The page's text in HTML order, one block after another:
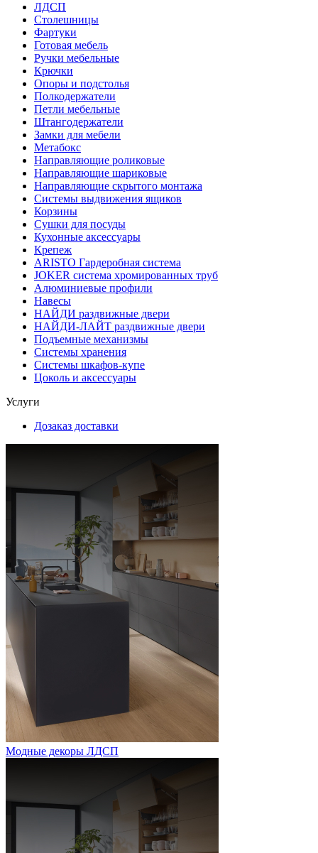
ЛДСП
Столешницы
Фартуки
Готовая мебель
Ручки мебельные
Крючки
Опоры и подстолья
Полкодержатели
Петли мебельные
Штангодержатели
Замки для мебели
Метабокс
Направляющие роликовые
Направляющие шариковые
Направляющие скрытого монтажа
Системы выдвижения ящиков
Корзины
Сушки для посуды
Кухонные аксессуары
Крепеж
ARISTO Гардеробная система
JOKER система хромированных труб
Алюминиевые профили
Навесы
НАЙДИ раздвижные двери
НАЙДИ-ЛАЙТ раздвижные двери
Подъемные механизмы
Системы хранения
Системы шкафов-купе
Цоколь и аксессуары
Услуги
Дозаказ доставки
Модные декоры ЛДСП